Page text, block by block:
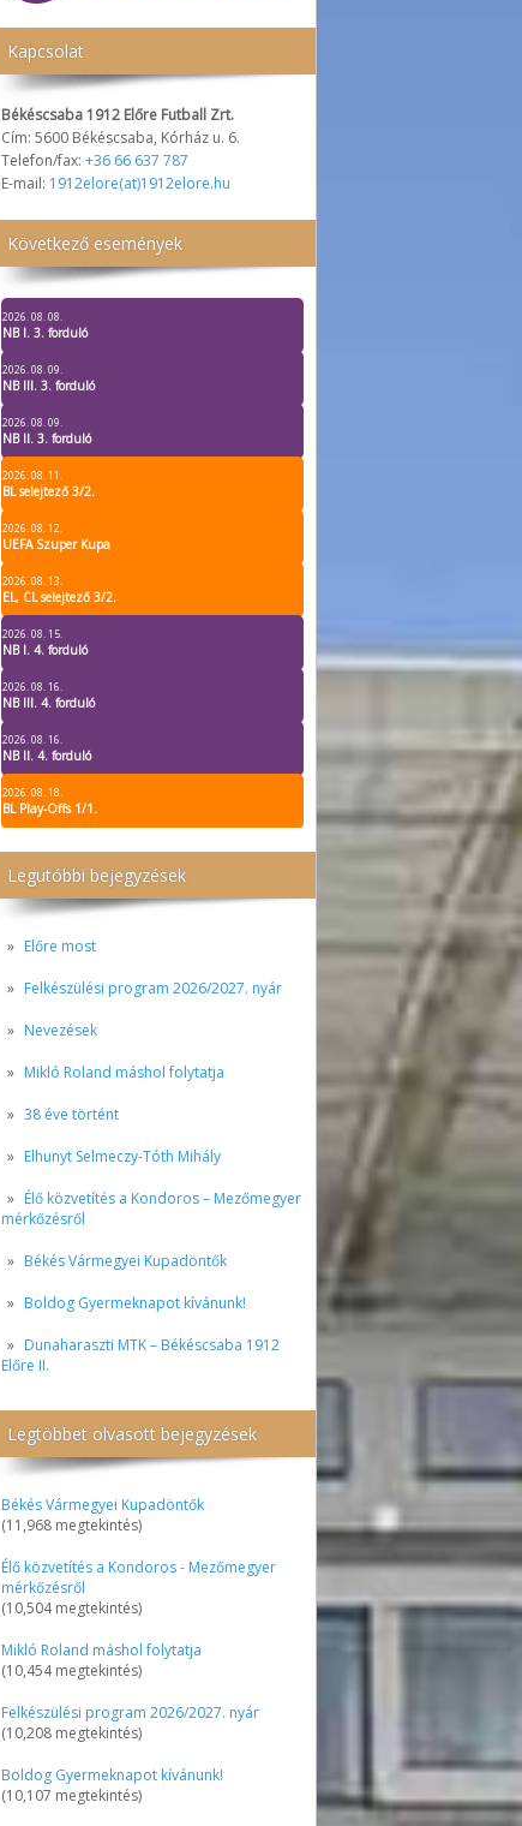
Kapcsolat
Békéscsaba 1912 Előre Futball Zrt.
Cím: 5600 Békéscsaba, Kórház u. 6.
Telefon/fax: +36 66 637 787
E-mail: 1912elore(at)1912elore.hu
Következő események
2026. 08. 08.
NB I. 3. forduló
2026. 08. 09.
NB III. 3. forduló
2026. 08. 09.
NB II. 3. forduló
2026. 08. 11.
BL selejtező 3/2.
2026. 08. 12.
UEFA Szuper Kupa
2026. 08. 13.
EL, CL selejtező 3/2.
2026. 08. 15.
NB I. 4. forduló
2026. 08. 16.
NB III. 4. forduló
2026. 08. 16.
NB II. 4. forduló
2026. 08. 18.
BL Play-Offs 1/1.
Legutóbbi bejegyzések
Előre most
Felkészülési program 2026/2027. nyár
Nevezések
Mikló Roland máshol folytatja
38 éve történt
Elhunyt Selmeczy-Tóth Mihály
Élő közvetítés a Kondoros – Mezőmegyer
mérkőzésről
Békés Vármegyei Kupadöntők
Boldog Gyermeknapot kívánunk!
Dunaharaszti MTK – Békéscsaba 1912
Előre II.
Legtöbbet olvasott bejegyzések
Békés Vármegyei Kupadöntők
(11,968 megtekintés)
Élő közvetítés a Kondoros - Mezőmegyer
mérkőzésről
(10,504 megtekintés)
Mikló Roland máshol folytatja
(10,454 megtekintés)
Felkészülési program 2026/2027. nyár
(10,208 megtekintés)
Boldog Gyermeknapot kívánunk!
(10,107 megtekintés)